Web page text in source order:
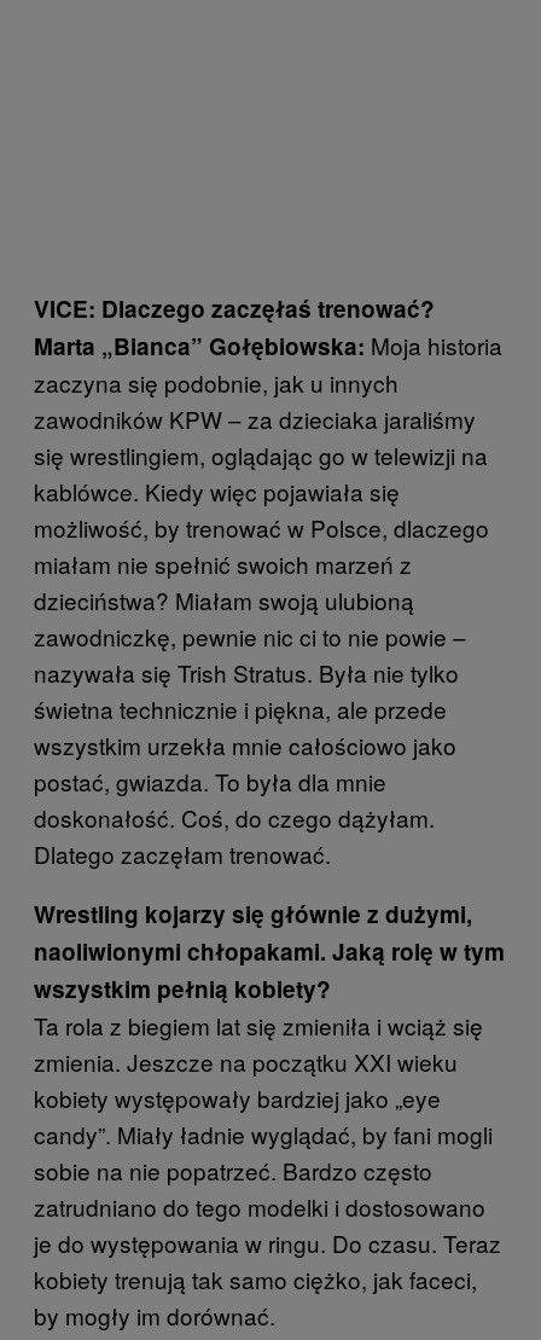
VICE: Dlaczego zaczęłaś trenować?
Marta „Bianca” Gołębiowska: Moja historia
zaczyna się podobnie, jak u innych
zawodników KPW – za dzieciaka jaraliśmy
się wrestlingiem, oglądając go w telewizji na
kablówce. Kiedy więc pojawiała się
możliwość, by trenować w Polsce, dlaczego
miałam nie spełnić swoich marzeń z
dzieciństwa? Miałam swoją ulubioną
zawodniczkę, pewnie nic ci to nie powie –
nazywała się Trish Stratus. Była nie tylko
świetna technicznie i piękna, ale przede
wszystkim urzekła mnie całościowo jako
postać, gwiazda. To była dla mnie
doskonałość. Coś, do czego dążyłam.
Dlatego zaczęłam trenować.
Wrestling kojarzy się głównie z dużymi,
naoliwionymi chłopakami. Jaką rolę w tym
wszystkim pełnią kobiety?
Ta rola z biegiem lat się zmieniła i wciąż się
zmienia. Jeszcze na początku XXI wieku
kobiety występowały bardziej jako „eye
candy”. Miały ładnie wyglądać, by fani mogli
sobie na nie popatrzeć. Bardzo często
zatrudniano do tego modelki i dostosowano
je do występowania w ringu. Do czasu. Teraz
kobiety trenują tak samo ciężko, jak faceci,
by mogły im dorównać.